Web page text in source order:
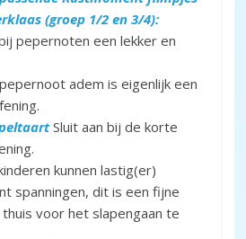
(groep 1/2 en 3/4):
pepernoten een lekker en
adem is eigenlijk een
Sluit aan bij de korte
kunnen lastig(er)
spanningen, dit is een fijne
voor het slapengaan te